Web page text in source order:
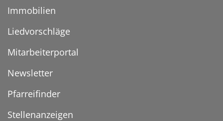
Immobilien
Liedvorschläge
Mitarbeiterportal
Newsletter
Pfarreifinder
Stellenanzeigen